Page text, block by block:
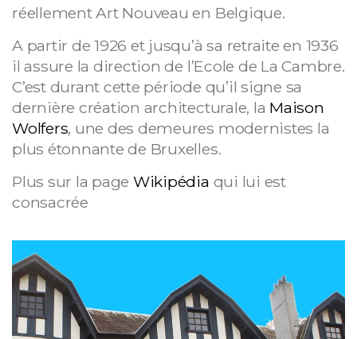
réellement Art Nouveau en Belgique.
A partir de 1926 et jusqu’à sa retraite en 1936
il assure la direction de l’Ecole de La Cambre.
C’est durant cette période qu’il signe sa
dernière création architecturale, la Maison
Wolfers, une des demeures modernistes la
plus étonnante de Bruxelles.
Plus sur la page Wikipédia qui lui est
consacrée